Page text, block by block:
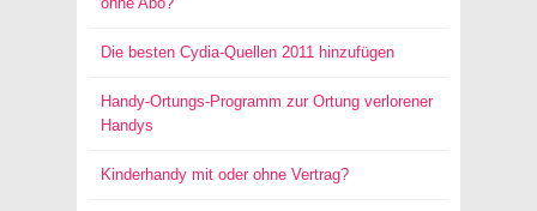
Die besten Cydia-Quellen 2011 hinzufügen
Handy-Ortungs-Programm zur Ortung verlorener
Handys
Kinderhandy mit oder ohne Vertrag?